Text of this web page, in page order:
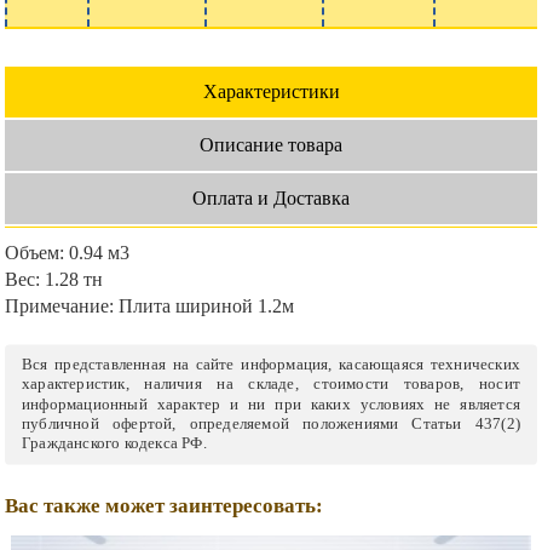
Характеристики
Описание товара
Оплата и Доставка
Объем: 0.94 м3
Вес: 1.28 тн
Примечание: Плита шириной 1.2м
Вся представленная на сайте информация, касающаяся технических
характеристик, наличия на складе, стоимости товаров, носит
информационный характер и ни при каких условиях не является
публичной офертой, определяемой положениями Статьи 437(2)
Гражданского кодекса РФ.
Вас также может заинтересовать: